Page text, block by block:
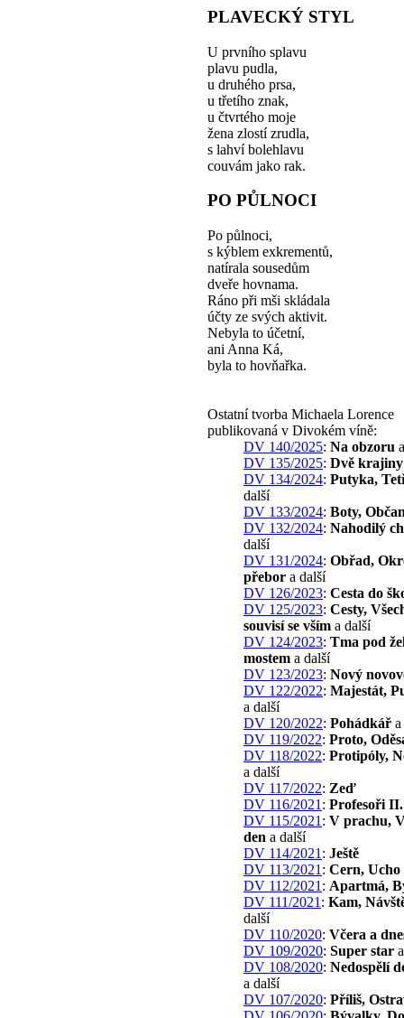
PLAVECKÝ STYL
U prvního splavu
plavu pudla,
u druhého prsa,
u třetího znak,
u čtvrtého moje
žena zlostí zrudla,
s lahví bolehlavu
couvám jako rak.
PO PŮLNOCI
Po půlnoci,
s kýblem exkrementů,
natírala sousedům
dveře hovnama.
Ráno při mši skládala
účty ze svých aktivit.
Nebyla to účetní,
ani Anna Ká,
byla to hovňařka.
Ostatní tvorba Michaela Lorence
publikovaná v Divokém víně:
DV 140/2025: Na obzoru
DV 135/2025: Dvě krajiny
DV 134/2024: Putyka,
další
DV 133/2024: Boty,
DV 132/2024: Nahodilý
další
DV 131/2024: Obřad,
přebor a další
DV 126/2023: Cesta do
DV 125/2023: Cesty,
souvisí se vším a další
DV 124/2023: Tma pod
mostem a další
DV 123/2023: Nový
DV 122/2022: Majestát,
a další
DV 120/2022: Pohádkář
DV 119/2022: Proto,
DV 118/2022: Protipóly,
a další
DV 117/2022: Zeď
DV 116/2021 : Profesoři II.
DV 115/2021 : V prachu,
den a další
DV 114/2021 : Ještě
DV 113/2021 : Cern, Ucho
DV 112/2021 : Apartmá,
DV 111/2021 : Kam,
další
DV 110/2020: Včera a
DV 109/2020: Super star
DV 108/2020: Nedospělí
a další
DV 107/2020: Příliš,